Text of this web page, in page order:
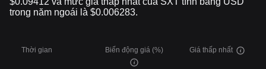
trong năm ngoái là $0.006283.
Thời gian Biến động giá (%) Giá thấp nhất